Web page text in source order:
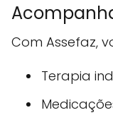
Com Assefaz,
Terapia